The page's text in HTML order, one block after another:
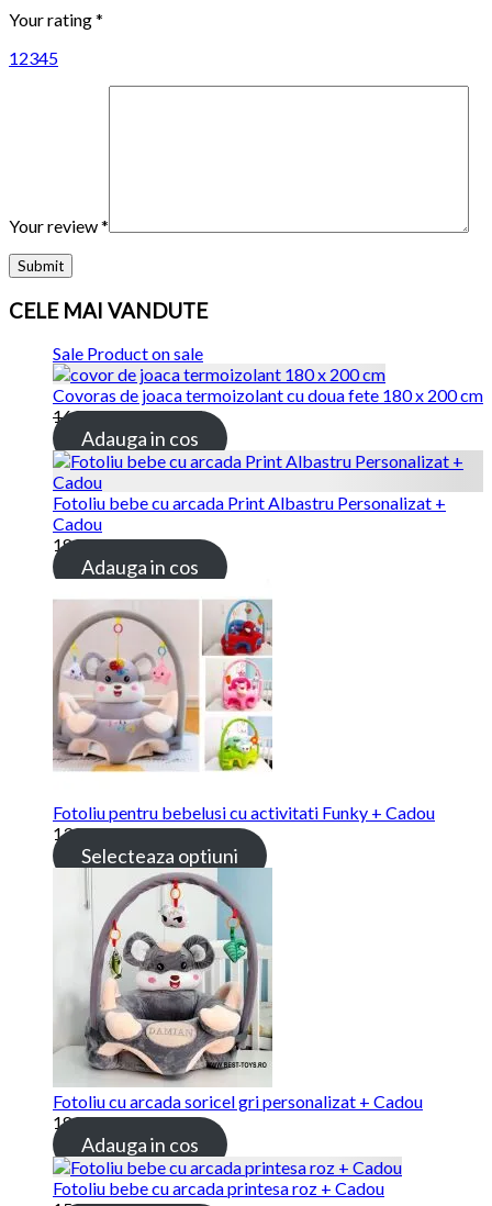
Your rating*
12345
Your review*
CELE MAI VANDUTE
Sale Product on sale
Covoras de joaca termoizolant cu doua fete 180 x 200 cm
169.00 lei115.00 lei
Adauga in cos
Fotoliu bebe cu arcada Print Albastru Personalizat +
Cadou
189.00 lei
Adauga in cos
Fotoliu pentru bebelusi cu activitati Funky + Cadou
139.00 lei
Selecteaza optiuni
Fotoliu cu arcada soricel gri personalizat + Cadou
189.00 lei
Adauga in cos
Fotoliu bebe cu arcada printesa roz + Cadou